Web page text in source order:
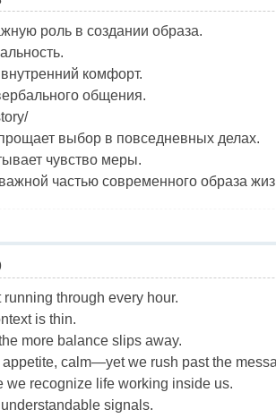
роль в создании образа.
комфорт.
общения.
выбор в повседневных делах.
чувство меры.
частью современного образа
running through every hour.
is thin.
more balance slips away.
calm—yet we rush past the
we recognize life working inside us.
signals.